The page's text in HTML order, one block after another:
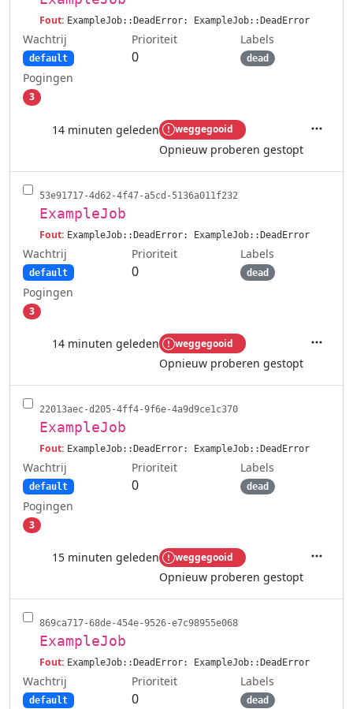
Fout: ExampleJob::DeadError: ExampleJob::DeadError
Wachtrij
default
Prioriteit
0
Labels
dead
Pogingen
3
14 minuten geleden weggegooid
Opnieuw proberen gestopt
Acties
53e91717-4d62-4f47-a5cd-5136a011f232
ExampleJob
Fout: ExampleJob::DeadError: ExampleJob::DeadError
Wachtrij
default
Prioriteit
0
Labels
dead
Pogingen
3
14 minuten geleden weggegooid
Opnieuw proberen gestopt
22013aec-d205-4ff4-9f6e-4a9d9ce1c370
ExampleJob
Fout: ExampleJob::DeadError: ExampleJob::DeadError
Wachtrij
default
Prioriteit
0
Labels
dead
Pogingen
3
15 minuten geleden weggegooid
Opnieuw proberen gestopt
869ca717-68de-454e-9526-e7c98955e068
ExampleJob
Fout: ExampleJob::DeadError: ExampleJob::DeadError
Wachtrij
default
Prioriteit
0
Labels
dead